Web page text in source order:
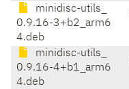
minidisc-utils_
0.9.16-3+b2_arm6
4.deb
minidisc-utils_
0.9.16-4+b1_arm6
4.deb